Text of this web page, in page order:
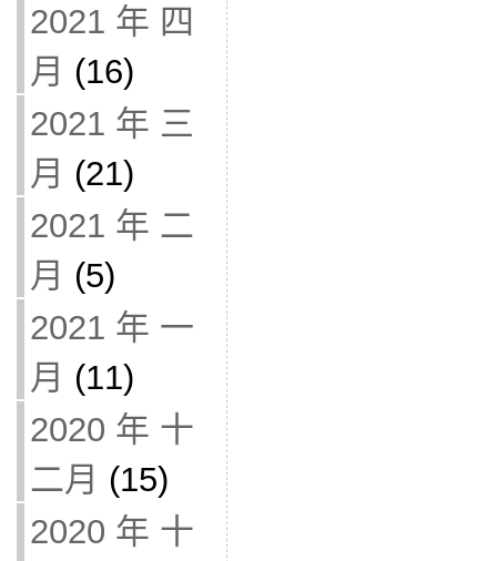
2021 年 四
月 (16)
2021 年 三
月 (21)
2021 年 二
月 (5)
2021 年 一
月 (11)
2020 年 十
二月 (15)
2020 年 十